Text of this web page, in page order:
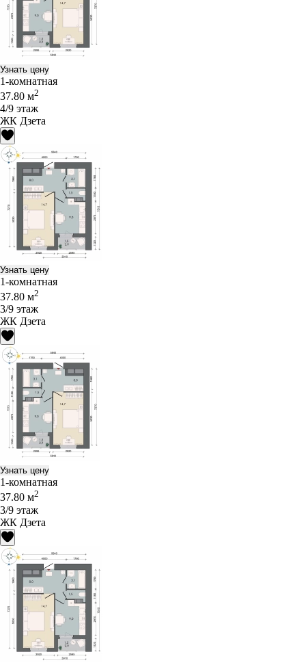
Узнать цену
1-комнатная
37.80 м2
4/9 этаж
ЖК Дзета
Узнать цену
1-комнатная
37.80 м2
3/9 этаж
ЖК Дзета
Узнать цену
1-комнатная
37.80 м2
3/9 этаж
ЖК Дзета